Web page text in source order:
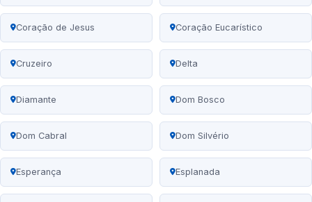
Coração de Jesus Coração Eucarístico
Cruzeiro Delta
Diamante Dom Bosco
Dom Cabral Dom Silvério
Esperança Esplanada